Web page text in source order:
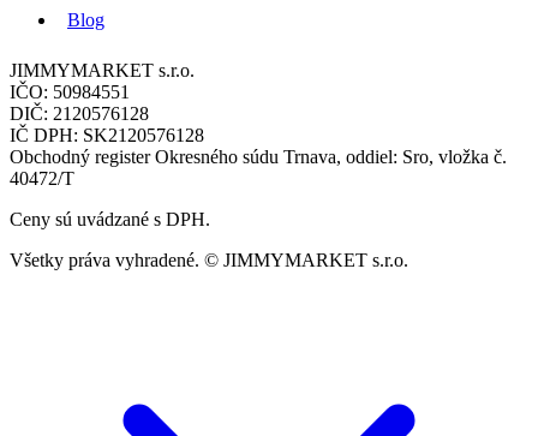
Blog
JIMMYMARKET s.r.o.
IČO: 50984551
DIČ: 2120576128
IČ DPH: SK2120576128
Obchodný register Okresného súdu Trnava, oddiel: Sro, vložka č.
40472/T
Ceny sú uvádzané s DPH.
Všetky práva vyhradené. © JIMMYMARKET s.r.o.